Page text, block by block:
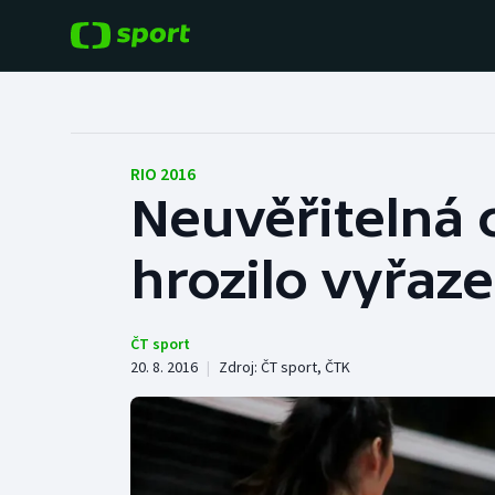
Hokej
Tenis
Cyklistika
Baseball a softbal
Basketbal
Boby a skeleton
Box
RIO 2016
Neuvěřitelná
hrozilo
ČT sport
20. 8. 2016 | Zdroj: ČT sport, ČTK